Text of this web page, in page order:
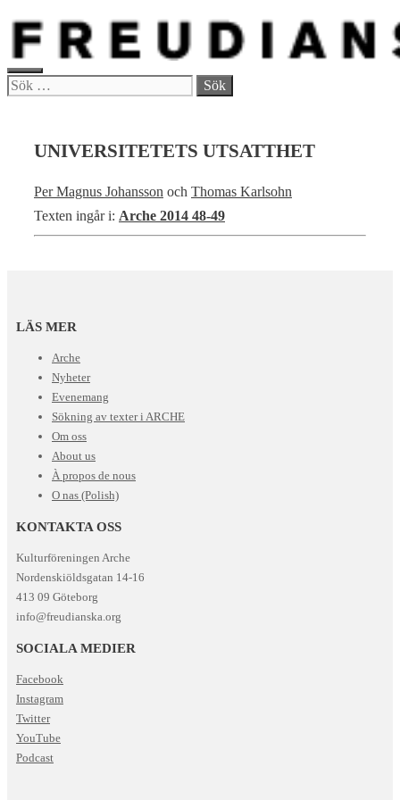
Hoppa
innehåll
MENY
Sök
UNIVERSITETETS UTSATTHET
Per Magnus Johansson och Thomas Karlsohn
Texten ingår i: Arche 2014 48-49
LÄS MER
Arche
Nyheter
Evenemang
Sökning av texter i ARCHE
Om oss
About us
À propos de nous
O nas (Polish)
KONTAKTA OSS
Kulturföreningen Arche
Nordenskiöldsgatan 14-16
413 09 Göteborg
info@freudianska.org
SOCIALA MEDIER
Facebook
Instagram
Twitter
YouTube
Podcast